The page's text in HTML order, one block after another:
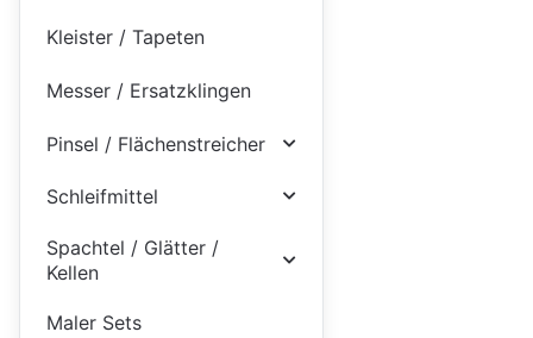
Kleister / Tapeten
Messer / Ersatzklingen
Pinsel / Flächenstreicher
Schleifmittel
Spachtel / Glätter /
Kellen
Maler Sets